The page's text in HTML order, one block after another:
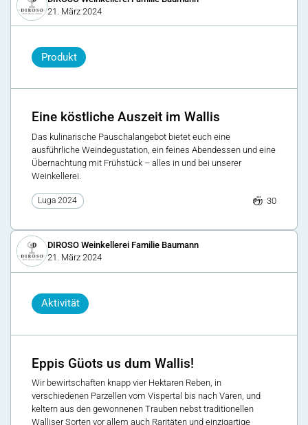
21. März 2024
Produkt
Eine köstliche Auszeit im Wallis
Das kulinarische Pauschalangebot bietet euch eine
ausführliche Weindegustation, ein feines Abendessen und eine
Übernachtung mit Frühstück – alles in und bei unserer
Weinkellerei.
Luga 2024 30
DIROSO Weinkellerei Familie Baumann
21. März 2024
Aktivität
Eppis Güots us dum Wallis!
Wir bewirtschaften knapp vier Hektaren Reben, in
verschiedenen Parzellen vom Vispertal bis nach Varen, und
keltern aus den gewonnenen Trauben nebst traditionellen
Walliser Sorten vor allem auch Raritäten und einzigartige